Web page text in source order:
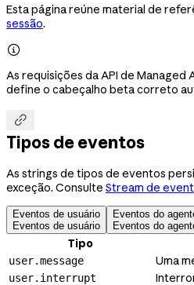
Esta página reúne material de
sessão.

As requisições da API de
define o cabeçalho beta correto

Tipos de eventos
As strings de tipos de eventos
exceção. Consulte Stream de
Eventos de usuário
Eventos de usuário
Eventos do
Eventos do
Tipo
user.message Uma
user.interrupt